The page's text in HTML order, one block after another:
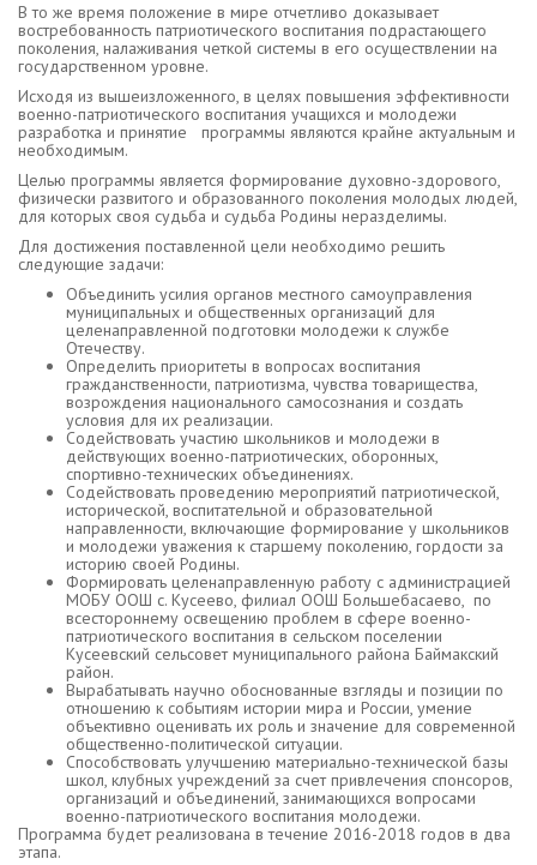
В то же время положение в мире отчетливо доказывает
востребованность патриотического воспитания подрастающего
поколения, налаживания четкой системы в его осуществлении на
государственном уровне.
Исходя из вышеизложенного, в целях повышения эффективности
военно-патриотического воспитания учащихся и молодежи
разработка и принятие программы являются крайне актуальным и
необходимым.
Целью программы является формирование духовно-здорового,
физически развитого и образованного поколения молодых людей,
для которых своя судьба и судьба Родины неразделимы.
Для достижения поставленной цели необходимо решить
следующие задачи:
Объединить усилия органов местного самоуправления
муниципальных и общественных организаций для
целенаправленной подготовки молодежи к службе
Отечеству.
Определить приоритеты в вопросах воспитания
гражданственности, патриотизма, чувства товарищества,
возрождения национального самосознания и создать
условия для их реализации.
Содействовать участию школьников и молодежи в
действующих военно-патриотических, оборонных,
спортивно-технических объединениях.
Содействовать проведению мероприятий патриотической,
исторической, воспитательной и образовательной
направленности, включающие формирование у школьников
и молодежи уважения к старшему поколению, гордости за
историю своей Родины.
Формировать целенаправленную работу с администрацией
МОБУ ООШ с. Кусеево, филиал ООШ Большебасаево, по
всестороннему освещению проблем в сфере военно-
патриотического воспитания в сельском поселении
Кусеевский сельсовет муниципального района Баймакский
район.
Вырабатывать научно обоснованные взгляды и позиции по
отношению к событиям истории мира и России, умение
объективно оценивать их роль и значение для современной
общественно-политической ситуации.
Способствовать улучшению материально-технической базы
школ, клубных учреждений за счет привлечения спонсоров,
организаций и объединений, занимающихся вопросами
военно-патриотического воспитания молодежи.
Программа будет реализована в течение 2016-2018 годов в два
этапа.